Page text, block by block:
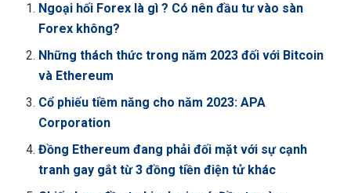
Ngoại hối Forex là gì ? Có nên đầu tư vào sàn
Forex không?
Những thách thức trong năm 2023 đối với Bitcoin
và Ethereum
Cổ phiếu tiềm năng cho năm 2023: APA
Corporation
Đồng Ethereum đang phải đối mặt với sự cạnh
tranh gay gắt từ 3 đồng tiền điện tử khác